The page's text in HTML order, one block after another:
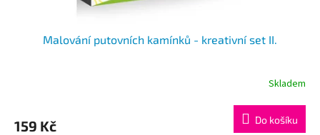
Malování putovních kamínků - kreativní set II.
Skladem
159 Kč Do košíku